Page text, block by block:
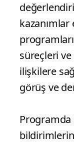
kazanımlar
süreçleri ve
ilişkilere
görüş ve
Programda